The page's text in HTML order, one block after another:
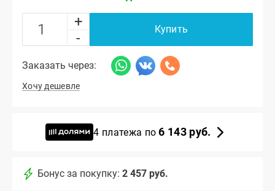
+
-
Купить
Заказать через:
Хочу дешевле
4 платежа по6 143 руб.
Бонус за покупку: 2 457 руб.